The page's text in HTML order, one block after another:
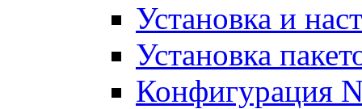
Установка и
Установка
Конфигурация